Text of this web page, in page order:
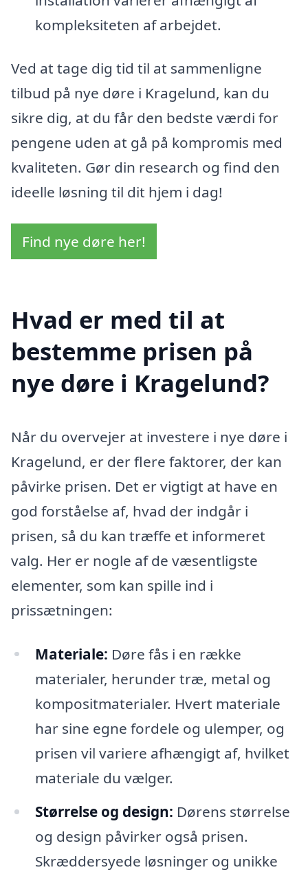
kompleksiteten af arbejdet.
Ved at tage dig tid til at sammenligne
tilbud på nye døre i Kragelund, kan du
sikre dig, at du får den bedste værdi for
pengene uden at gå på kompromis med
kvaliteten. Gør din research og find den
ideelle løsning til dit hjem i dag!
Find nye døre her!
Hvad er med til at
bestemme prisen på
nye døre i Kragelund?
Når du overvejer at investere i nye døre i
Kragelund, er der flere faktorer, der kan
påvirke prisen. Det er vigtigt at have en
god forståelse af, hvad der indgår i
prisen, så du kan træffe et informeret
valg. Her er nogle af de væsentligste
elementer, som kan spille ind i
prissætningen:
Materiale: Døre fås i en række
materialer, herunder træ, metal og
kompositmaterialer. Hvert materiale
har sine egne fordele og ulemper, og
prisen vil variere afhængigt af, hvilket
materiale du vælger.
Størrelse og design: Dørens størrelse
og design påvirker også prisen.
Skræddersyede løsninger og unikke